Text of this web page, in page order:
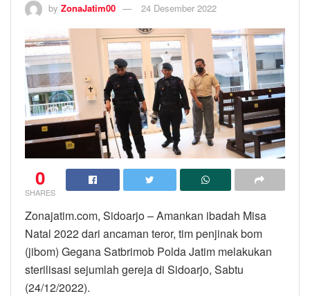
by ZonaJatim00 24 Desember 2022
0
SHARES
Zonajatim.com, Sidoarjo – Amankan ibadah Misa
Natal 2022 dari ancaman teror, tim penjinak bom
(jibom) Gegana Satbrimob Polda Jatim melakukan
sterilisasi sejumlah gereja di Sidoarjo, Sabtu
(24/12/2022).